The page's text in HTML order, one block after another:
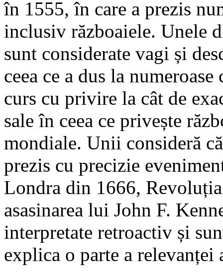
în 1555, în care a prezis
inclusiv războaiele. Unele
sunt considerate vagi și
ceea ce a dus la
curs cu privire la cât de
sale în ceea ce privește
mondiale. Unii consideră
prezis cu precizie
Londra din 1666,
asasinarea lui John F.
interpretate retroactiv și
explica o parte a relevanței